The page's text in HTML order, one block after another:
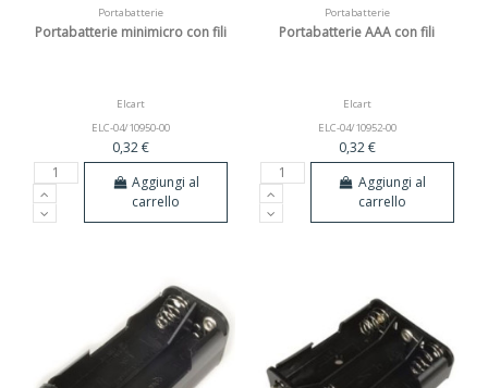
Portabatterie
Portabatterie minimicro con fili
Elcart
ELC-04/10950-00
0,32 €
Aggiungi al
carrello
Portabatterie
Portabatterie AAA con fili
Elcart
ELC-04/10952-00
0,32 €
Aggiungi al
carrello